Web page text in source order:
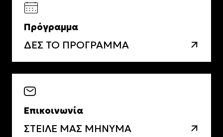
Πρόγραμμα
ΔΕΣ ΤΟ ΠΡΟΓΡΑΜΜΑ
Επικοινωνία
ΣΤΕΙΛΕ ΜΑΣ ΜΗΝΥΜΑ